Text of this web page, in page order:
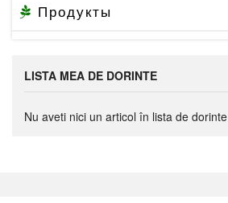
Продукты
LISTA MEA DE DORINTE
Nu aveti nici un articol în lista de dorinte